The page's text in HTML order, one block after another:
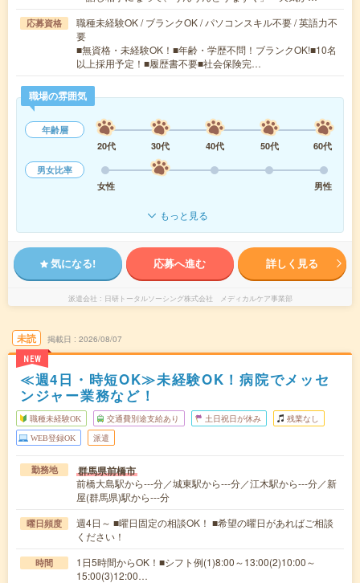
応募資格
職種未経験OK / ブランクOK / パソコンスキル不要 / 英語力不
要
■無資格・未経験OK！■年齢・学歴不問！ブランクOK!■10名
以上採用予定！■履歴書不要■社会保険完…
職場の雰囲気
年齢層
20代
30代 40代 50代
60代
男女比率
女性
男性
もっと見る
気になる! 応募へ進む 詳しく見る
派遣会社 日研トータルソーシング株式会社 メディカルケア事業部
未読
NEW
掲載日 2026/08/07
≪週4日・時短OK≫未経験OK！病院でメッセ
ンジャー業務など！
職種未経験OK 交通費別途支給あり 土日祝日が休み 残業なし
WEB登録OK 派遣
勤務地 群馬県前橋市
前橋大島駅から---分／城東駅から---分／江木駅から---分／新
屋(群馬県)駅から---分
曜日頻度
週4日～ ■曜日固定の相談OK！ ■希望の曜日があればご相談
ください！
時間
1日5時間からOK！■シフト例(1)8:00～13:00(2)10:00～
15:00(3)12:00…